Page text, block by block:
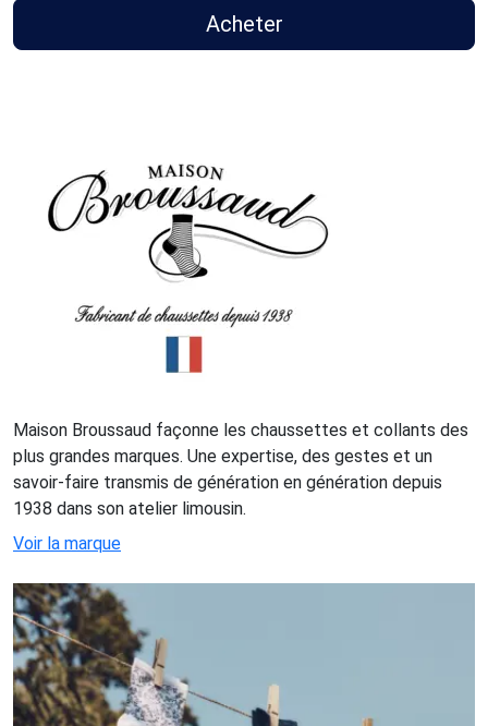
Acheter
Maison Broussaud façonne les chaussettes et collants des
plus grandes marques. Une expertise, des gestes et un
savoir-faire transmis de génération en génération depuis
1938 dans son atelier limousin.
Voir la marque